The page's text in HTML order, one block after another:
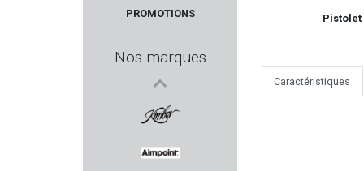
PROMOTIONS
Nos marques
ELLESS
KIMBER
Pistolet
Caractéristiques